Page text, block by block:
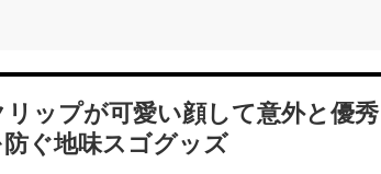
リップが可愛い顔して意外と優
ぐ地味スゴグッズ